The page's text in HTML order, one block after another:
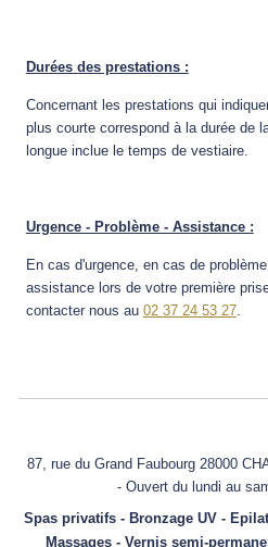
Durées des prestations :
Concernant les prestations qui
plus courte correspond à la durée de
longue inclue le temps de vestiaire.
Urgence - Problème - Assistance :
En cas d'urgence, en cas de
assistance lors de votre première
contacter nous au 02 37 24 53 27.
87, rue du Grand Faubourg 28000
- Ouvert du lundi au
Spas privatifs - Bronzage UV -
Massages - Vernis semi-